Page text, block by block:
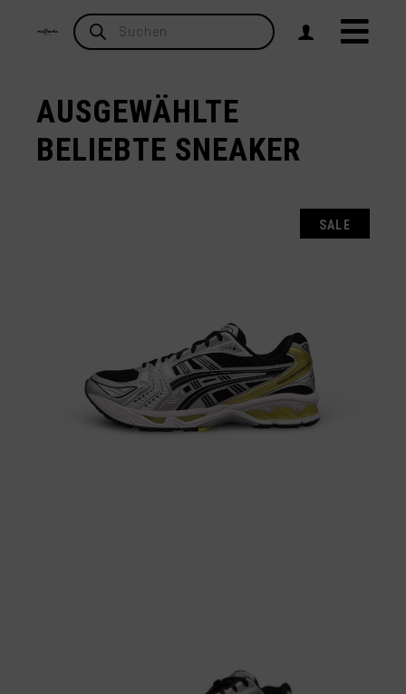
Products
search
AUSGEWÄHLTE
BELIEBTE SNEAKER
SALE